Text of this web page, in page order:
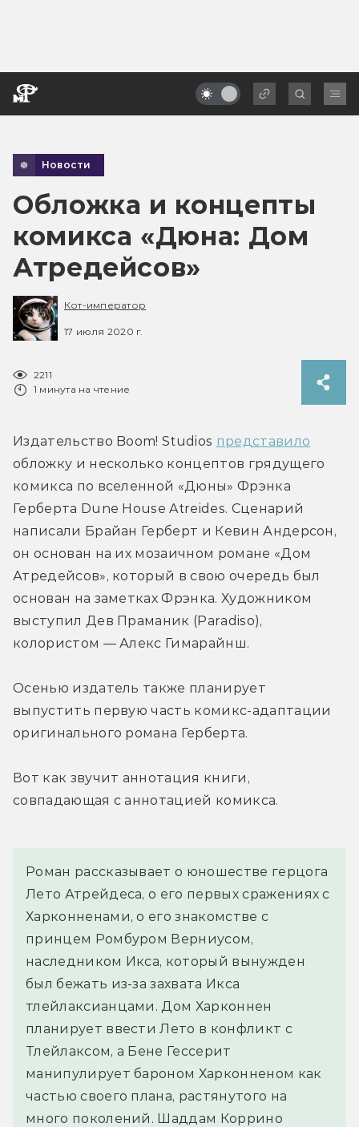
Новости
Обложка и концепты
комикса «Дюна: Дом
Атредейсов»
Кот-император
17 июля 2020 г.
2211
1 минута на чтение
Издательство Boom! Studios представило
обложку и несколько концептов грядущего
комикса по вселенной «Дюны» Фрэнка
Герберта Dune House Atreides. Сценарий
написали Брайан Герберт и Кевин Андерсон,
он основан на их мозаичном романе «Дом
Атредейсов», который в свою очередь был
основан на заметках Фрэнка. Художником
выступил Дев Праманик (Paradiso),
колористом — Алекс Гимарайнш.
Осенью издатель также планирует
выпустить первую часть комикс-адаптации
оригинального романа Герберта.
Вот как звучит аннотация книги,
совпадающая с аннотацией комикса.
Роман рассказывает о юношестве герцога
Лето Атрейдеса, о его первых сражениях с
Харконненами, о его знакомстве с
принцем Ромбуром Верниусом,
наследником Икса, который вынужден
был бежать из-за захвата Икса
тлейлаксианцами. Дом Харконнен
планирует ввести Лето в конфликт с
Тлейлаксом, а Бене Гессерит
манипулирует бароном Харконненом как
частью своего плана, растянутого на
много поколений. Шаддам Коррино